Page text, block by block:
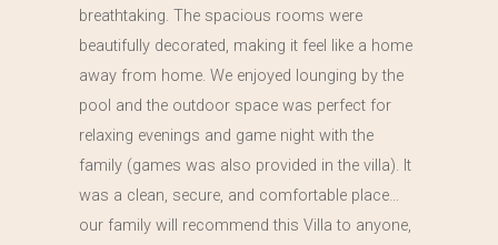
breathtaking. The spacious rooms were
beautifully decorated, making it feel like a home
away from home. We enjoyed lounging by the
pool and the outdoor space was perfect for
relaxing evenings and game night with the
family (games was also provided in the villa). It
was a clean, secure, and comfortable place…
our family will recommend this Villa to anyone,